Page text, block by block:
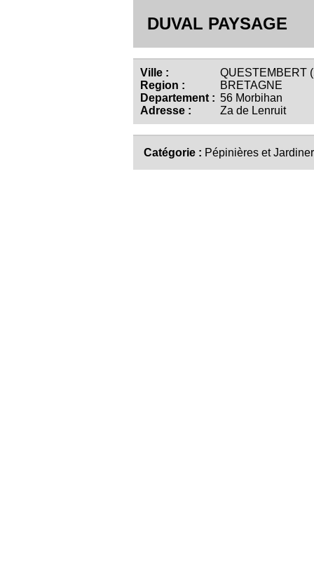
DUVAL PAYSAGE
Ville :
QUESTEMBERT
Region :
BRETAGNE
Departement : 56 Morbihan
Adresse :
Za de Lenruit
Catégorie : Pépinières et